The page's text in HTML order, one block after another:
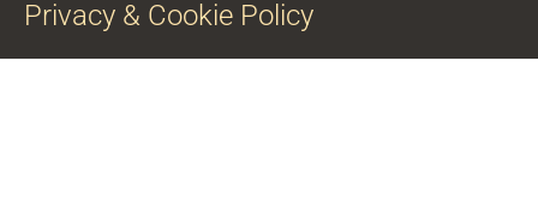
Privacy & Cookie Policy